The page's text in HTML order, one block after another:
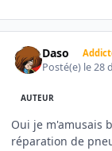
Daso
Posté(e) le 28
AUTEUR
Oui je m'amusais
réparation de